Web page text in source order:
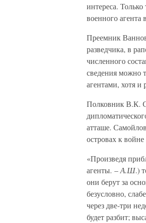
интереса.
военного агента
Преемник
разведчика, в
численного
сведения можно
агентами, хотя и
Полковник В.К.
атташе.
островах к
«Произведя
агенты. –А.Ш.)
они берут за
безусловно,
через две-три
будет разбит;